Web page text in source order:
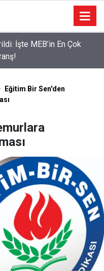
Risk: Gözde Liselerde
Tavan Yaptı!
Eğitim Bir Sen'den